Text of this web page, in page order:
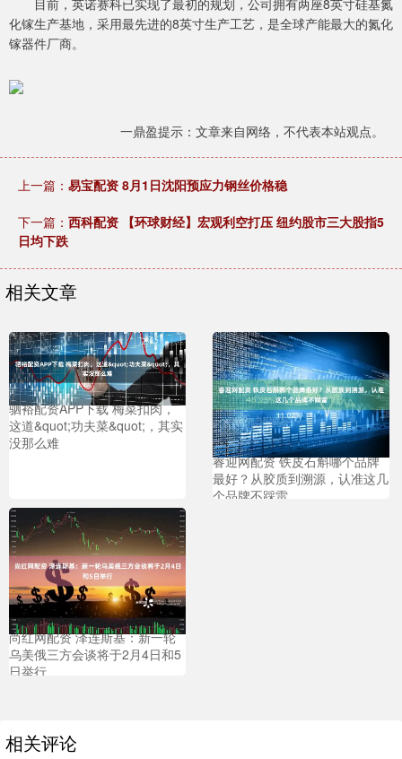
化镓生产基地，采用最先进的8英寸生产工艺，是全球产能最大的氮化
镓器件厂商。
一鼎盈提示：文章来自网络，不代表本站观点。
上一篇： 易宝配资 8月1日沈阳预应力钢丝价格稳
下一篇： 西科配资 【环球财经】宏观利空打压 纽约股市三大股指5
日均下跌
相关文章
驷裕配资APP下载 梅菜扣肉，
这道&quot;功夫菜&quot;，其实
没那么难
睿迎网配资 铁皮石斛哪个品牌
最好？从胶质到溯源，认准这几
个品牌不踩雷
尚红网配资 泽连斯基：新一轮
乌美俄三方会谈将于2月4日和5
日举行
相关评论